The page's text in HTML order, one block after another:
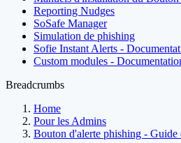
Reporting Nudges
SoSafe Manager
Simulation de phishing
Sofie Instant Alerts -
Custom modules -
Breadcrumbs
Home
Pour les Admins
Bouton d'alerte phishing - Guide